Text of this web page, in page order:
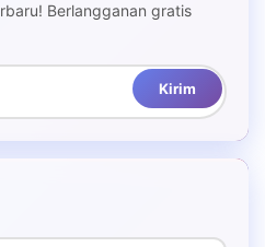
Berlangganan gratis
Kirim